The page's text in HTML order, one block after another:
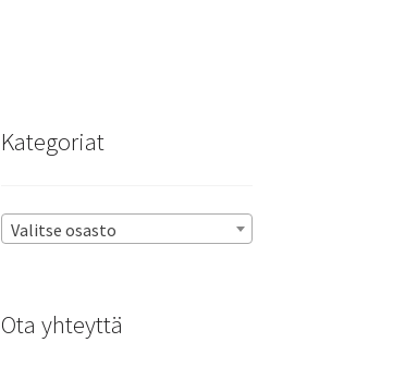
Kategoriat
Valitse osasto
Ota yhteyttä